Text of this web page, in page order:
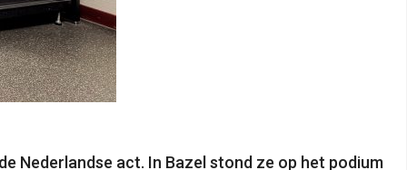
Nederlandse act. In Bazel stond ze op het podium